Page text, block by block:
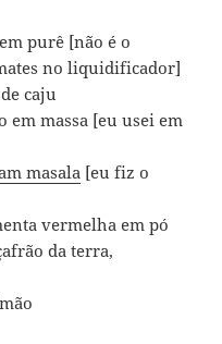
purê [não é o
no liquidificador]
caju
em massa [eu usei em
masala [eu fiz o
vermelha em pó
da terra,